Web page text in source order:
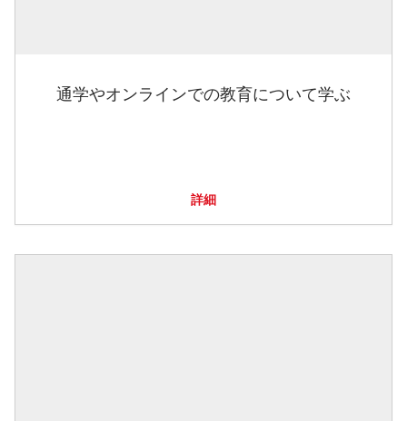
通学やオンラインでの教育について学ぶ
詳細